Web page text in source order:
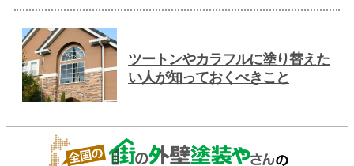
ツートンやカラフルに塗り替えた
い人が知っておくべきこと